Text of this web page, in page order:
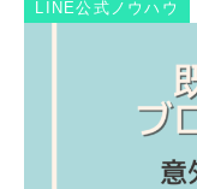
LINE公式ノウハウ